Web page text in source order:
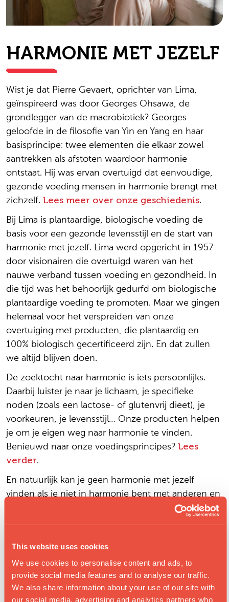
This website uses cookies
We use cookies to personalise content and ads, to
provide social media features and to analyse our traffic.
We also share information about your use of our site with
our social media, advertising and analytics partners who
HARMONIE MET JEZELF
Wist je dat Pierre Gevaert, oprichter van Lima,
geïnspireerd was door Georges Ohsawa, de
grondlegger van de macrobiotiek? Georges
geloofde in de filosofie van Yin en Yang en haar
basisprincipe: twee elementen die elkaar zowel
aantrekken als afstoten waardoor harmonie
ontstaat. Hij was ervan overtuigd dat eenvoudige,
gezonde voeding mensen in harmonie brengt met
zichzelf. Lees meer over onze geschiedenis.
Bij Lima is plantaardige, biologische voeding de
basis voor een gezonde levensstijl en de start van
harmonie met jezelf. Lima werd opgericht in 1957
door visionairen die overtuigd waren van het
nauwe verband tussen voeding en gezondheid. In
die tijd was het behoorlijk gedurfd om biologische
plantaardige voeding te promoten. Maar we gingen
helemaal voor het verspreiden van onze
overtuiging met producten, die plantaardig en
100% biologisch gecertificeerd zijn. En dat zullen
we altijd blijven doen.
De zoektocht naar harmonie is iets persoonlijks.
Daarbij luister je naar je lichaam, je specifieke
noden (zoals een lactose- of glutenvrij dieet), je
voorkeuren, je levensstijl… Onze producten helpen
je om je eigen weg naar harmonie te vinden.
Benieuwd naar onze voedingsprincipes? Lees
verder.
En natuurlijk kan je geen harmonie met jezelf
vinden als je niet in harmonie bent met anderen en
met de omgeving. Net als in de filosofie van Yin en